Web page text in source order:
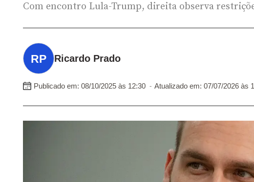
Com encontro Lula-Trump, direita observa
Ricardo Prado
Publicado em: 08/10/2025 às 12:30 - Atualizado em: 07/07/2026 às